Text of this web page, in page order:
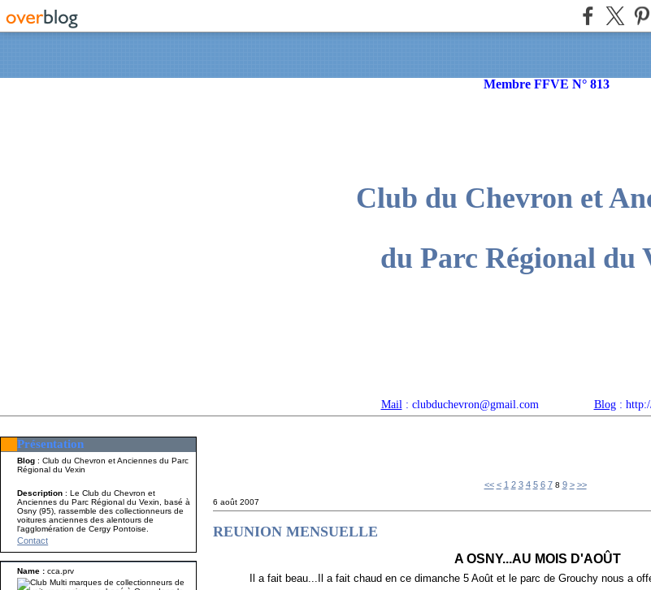
Membre FFVE N° 813
Club du Chevron et
du Parc Régional du
Mail : clubduchevron@gmail.com Blog:
Présentation
Blog : Club du Chevron et Anciennes du Parc
Régional du Vexin
Description: Le Club du Chevron et
Anciennes du Parc Régional du Vexin, basé à
Osny (95), rassemble des collectionneurs de
voitures anciennes des alentours de
l'agglomération de Cergy Pontoise.
Contact
Name :cca.prv
<< < 1 2 3 4 5 6 7 8 9 > >>
6 août 2007
REUNION MENSUELLE
A OSNY...AU MOIS D'AOÛT
Il a fait beau...Il a fait chaud en ce dimanche 5 Août et le parc de Grouchy nous a